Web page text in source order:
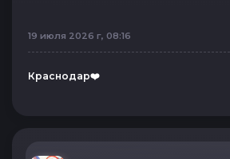
19 июля 2026 г, 08:16
Краснодар❤️